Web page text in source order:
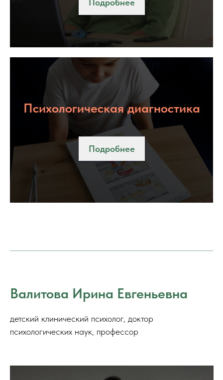
Подробнее
Психологическая диагностика
Подробнее
Валитова Ирина Евгеньевна
детский клинический психолог, доктор
психологических наук, профессор